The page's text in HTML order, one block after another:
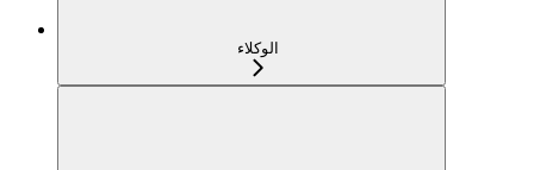
الوكلاء